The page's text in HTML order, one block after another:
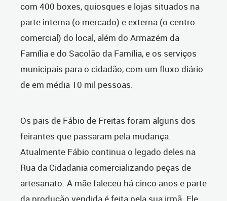
com 400 boxes, quiosques e lojas situados na
parte interna (o mercado) e externa (o centro
comercial) do local, além do Armazém da
Família e do Sacolão da Família, e os serviços
municipais para o cidadão, com um fluxo diário
de em média 10 mil pessoas.
Os pais de Fábio de Freitas foram alguns dos
feirantes que passaram pela mudança.
Atualmente Fábio continua o legado deles na
Rua da Cidadania comercializando peças de
artesanato. A mãe faleceu há cinco anos e parte